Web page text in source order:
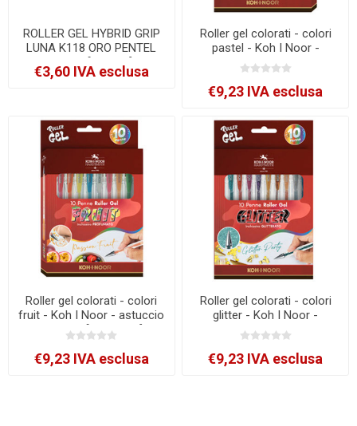
ROLLER GEL HYBRID GRIP
LUNA K118 ORO PENTEL
0,8MM [K118-X]
€3,60 IVA esclusa
Roller gel colorati - colori
pastel - Koh I Noor -
astuccio 10 roller
[NAGP10P]
€9,23 IVA esclusa
Roller gel colorati - colori
fruit - Koh I Noor - astuccio
10 roller [NAGP10F]
€9,23 IVA esclusa
Roller gel colorati - colori
glitter - Koh I Noor -
astuccio 10 roller
[NAGP10S]
€9,23 IVA esclusa